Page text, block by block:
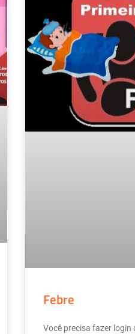
Febre
Você precisa fazer